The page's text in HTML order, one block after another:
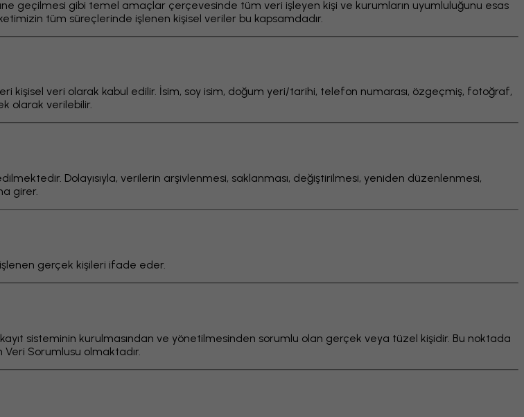
geçilmesi gibi temel amaçlar çerçevesinde tüm veri işleyen kişi ve kurumların uyumluluğunu esas
tüm süreçlerinde işlenen kişisel veriler bu kapsamdadır.
kişisel veri olarak kabul edilir. İsim, soy isim, doğum yeri/tarihi, telefon numarası, özgeçmiş, fotoğraf,
olarak verilebilir.
Dolayısıyla, verilerin arşivlenmesi, saklanması, değiştirilmesi, yeniden düzenlenmesi,
girer.
gerçek kişileri ifade eder.
sisteminin kurulmasından ve yönetilmesinden sorumlu olan gerçek veya tüzel kişidir. Bu noktada
Veri Sorumlusu olmaktadır.